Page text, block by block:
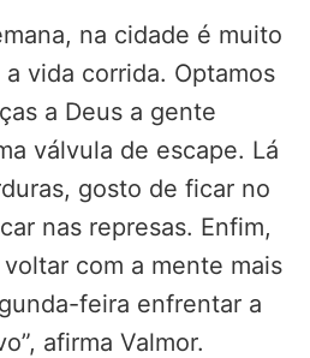
na cidade é muito
vida corrida. Optamos
a Deus a gente
válvula de escape. Lá
gosto de ficar no
nas represas. Enfim,
com a mente mais
feira enfrentar a
afirma Valmor.